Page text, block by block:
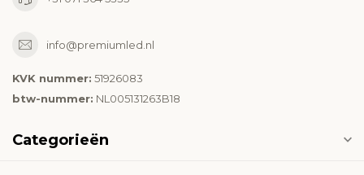
info@premiumled.nl
KVK nummer: 51926083
btw-nummer: NL005131263B18
Categorieën